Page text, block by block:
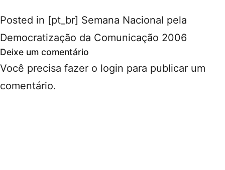
Posted in [pt_br] Semana Nacional pela
Democratização da Comunicação 2006
Deixe um comentário
Você precisa fazer o login para publicar um
comentário.